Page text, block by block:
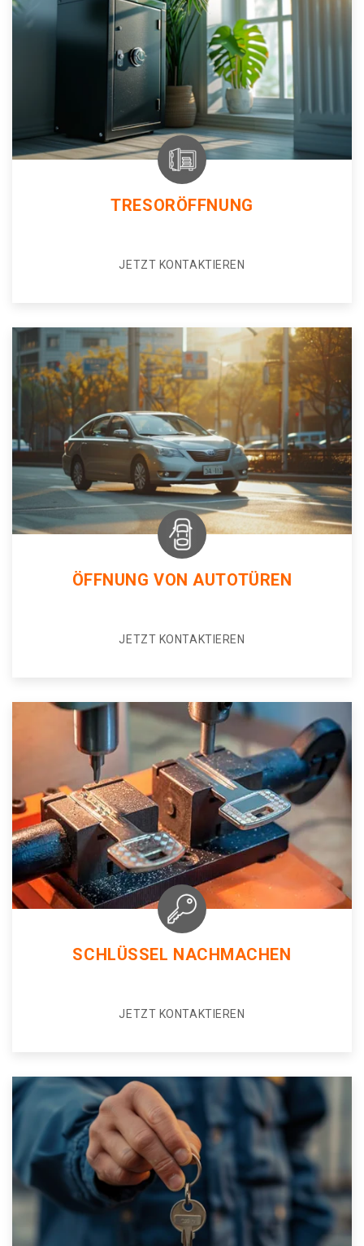
TRESORÖFFNUNG
JETZT KONTAKTIEREN
ÖFFNUNG VON AUTOTÜREN
JETZT KONTAKTIEREN
SCHLÜSSEL NACHMACHEN
JETZT KONTAKTIEREN